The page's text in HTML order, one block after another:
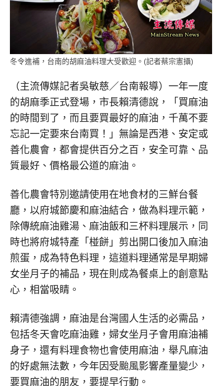
冬令進補，台南的胡麻油料理大受歡迎。(記者蔡宗憲攝)
（主流傳媒記者吳敏慈／台南報導）一年一度
的胡麻季正式登場，市長賴清德說，「買麻油
的時間到了，而且要買最好的麻油，千萬不要
忘記一定要來台南買！」無論是西港、安定或
善化農會，都會提供百分之百，安全可靠、品
質最好、價格最公道的麻油。
善化農會特別邀請使用在地食材的三鮮台餐
廳，以府城節慶和麻油結合，做為料理示範，
除傳統麻油雞湯、麻油飯和三杯料理展示，同
時也將府城特產「椪餅」剪出開口後加入麻油
煎蛋，成為特色料理，這道料理通常是早期婦
女坐月子的補品，現在則成為餐桌上的創意點
心，相當吸睛。
賴清德強調，麻油是台灣國人生活的必需品，
包括冬天會吃麻油雞，婦女坐月子會用麻油補
身子，還有料理食物也會使用麻油，舉凡麻油
的好處無法數，今年因受颱風影響產量變少，
要買麻油的朋友，要提早行動。